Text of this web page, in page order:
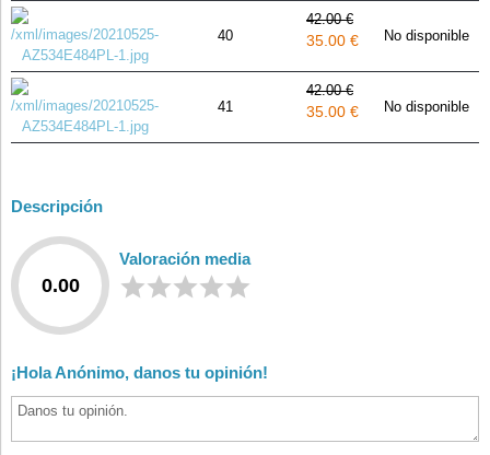
40
42.00 €
35.00 € No disponible
41
42.00 €
35.00 € No disponible
Descripción
0.00
Valoración media
¡Hola Anónimo, danos tu opinión!